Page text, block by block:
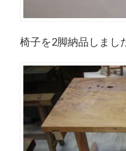
椅子を2脚納品しまし